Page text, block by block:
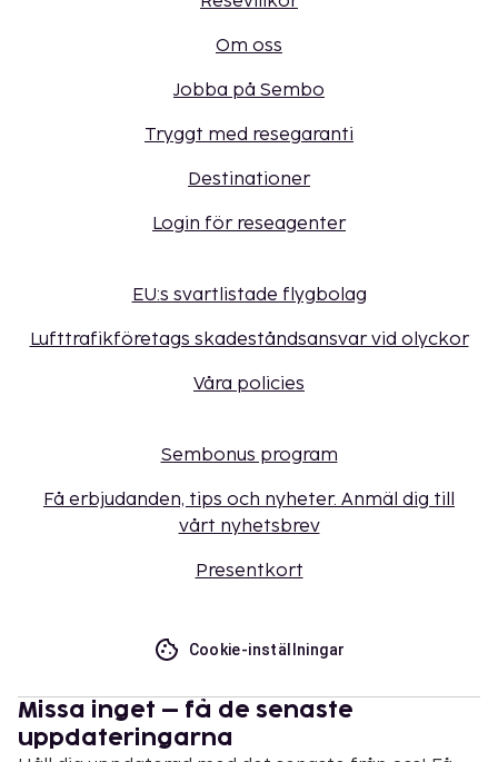
Om oss
Jobba på Sembo
Tryggt med resegaranti
Destinationer
Login för reseagenter
EU:s svartlistade flygbolag
Lufttrafikföretags skadeståndsansvar vid olyckor
Våra policies
Sembonus program
Få erbjudanden, tips och nyheter. Anmäl dig till
vårt nyhetsbrev
Presentkort
Cookie-inställningar
Missa inget – få de senaste
uppdateringarna